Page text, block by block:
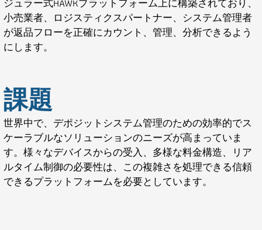
ジュラー式HAWKプラットフォーム上に構築されており、
小売業者、ロジスティクスパートナー、システム管理者
が返品フローを正確にカウント、管理、分析できるよう
にします。
課題
世界中で、デポジットシステム管理のための効率的でス
ケーラブルなソリューションのニーズが高まっていま
す。様々なデバイスからの受入、多様な料金構造、リア
ルタイム制御の必要性は、この複雑さを処理できる信頼
できるプラットフォームを必要としています。